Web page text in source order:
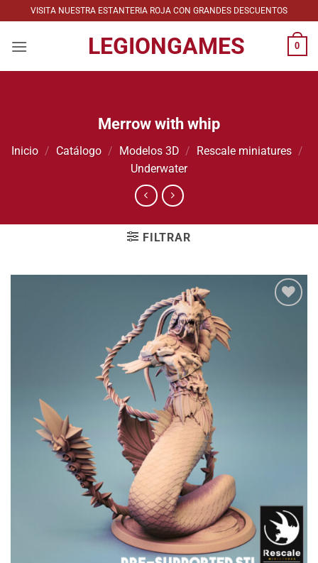
al
contenido
VISITA NUESTRA ESTANTERIA ROJA CON GRANDES DESCUENTOS
LEGIONGAMES 0
Merrow with whip
Inicio / Catálogo / Modelos 3D / Rescale miniatures /
Underwater
FILTRAR